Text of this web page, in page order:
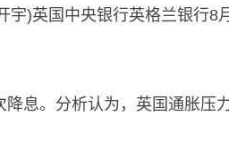
)英国中央银行英格兰银行8
。分析认为，英国通胀压